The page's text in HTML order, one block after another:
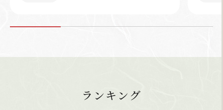
ランキング